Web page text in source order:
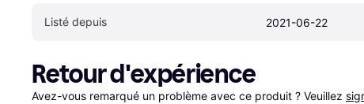
Listé depuis 2021-06-22
Retour d'expérience
Avez-vous remarqué un problème avec ce produit ? Veuillez